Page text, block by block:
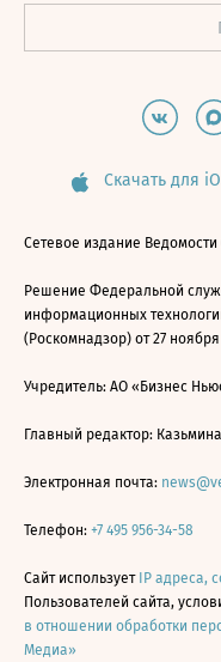
Скачать для
Сетевое издание
Решение Федеральной
информационных
(Роскомнадзор) от 27
Учредитель: АО «Бизнес
Главный редактор:
Электронная почта:
Телефон: +7 495 956-34-58
Сайт использует IP адреса,
Пользователей сайта,
в отношении обработки
Медиа»